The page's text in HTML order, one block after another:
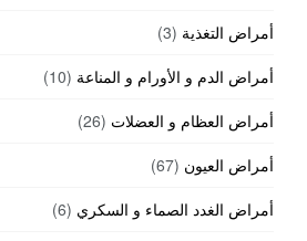
أمراض التغذية (3)
أمراض الدم و الأورام و المناعة (10)
أمراض العظام و العضلات (26)
أمراض العيون (67)
أمراض الغدد الصماء و السكري (6)